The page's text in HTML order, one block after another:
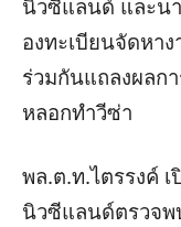
นิวซีแลนด์ และน
องทะเบียนจัดหา
ร่วมกันแถลงผลก
หลอกทำวีซ่า
พล.ต.ท.ไตรรงค์ เ
นิวซีแลนด์ตรวจพ